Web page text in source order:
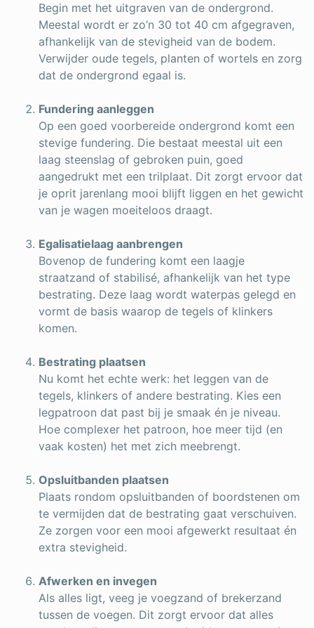
Begin met het uitgraven van de ondergrond.
Meestal wordt er zo’n 30 tot 40 cm afgegraven,
afhankelijk van de stevigheid van de bodem.
Verwijder oude tegels, planten of wortels en zorg
dat de ondergrond egaal is.
Fundering aanleggen
Op een goed voorbereide ondergrond komt een
stevige fundering. Die bestaat meestal uit een
laag steenslag of gebroken puin, goed
aangedrukt met een trilplaat. Dit zorgt ervoor dat
je oprit jarenlang mooi blijft liggen en het gewicht
van je wagen moeiteloos draagt.
Egalisatielaag aanbrengen
Bovenop de fundering komt een laagje
straatzand of stabilisé, afhankelijk van het type
bestrating. Deze laag wordt waterpas gelegd en
vormt de basis waarop de tegels of klinkers
komen.
Bestrating plaatsen
Nu komt het echte werk: het leggen van de
tegels, klinkers of andere bestrating. Kies een
legpatroon dat past bij je smaak én je niveau.
Hoe complexer het patroon, hoe meer tijd (en
vaak kosten) het met zich meebrengt.
Opsluitbanden plaatsen
Plaats rondom opsluitbanden of boordstenen om
te vermijden dat de bestrating gaat verschuiven.
Ze zorgen voor een mooi afgewerkt resultaat én
extra stevigheid.
Afwerken en invegen
Als alles ligt, veeg je voegzand of brekerzand
tussen de voegen. Dit zorgt ervoor dat alles